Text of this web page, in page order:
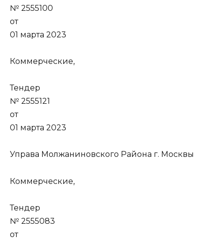
№ 2555100
от
01 марта 2023
Коммерческие,
Тендер
№ 2555121
от
01 марта 2023
Управа Молжаниновского Района г. Москвы
Коммерческие,
Тендер
№ 2555083
от